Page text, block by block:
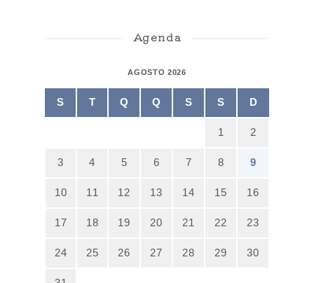
Agenda
AGOSTO 2026
S T Q Q S S D
1 2
3 4 5 6 7 8 9
10 11 12 13 14 15 16
17 18 19 20 21 22 23
24 25 26 27 28 29 30